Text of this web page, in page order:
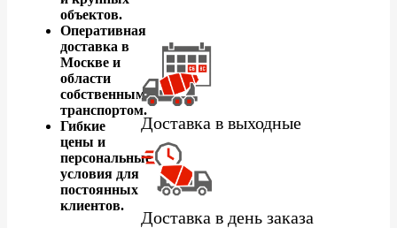
объектов.
Оперативная
доставка в
Москве и
области
собственным
транспортом.
Гибкие
цены и
персональные
условия для
постоянных
клиентов.
Доставка в выходные
Доставка в день заказа